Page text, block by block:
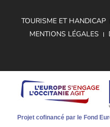
TOURISME ET HANDICAP
MENTIONS LÉGALES
Projet cofinancé par le Fond